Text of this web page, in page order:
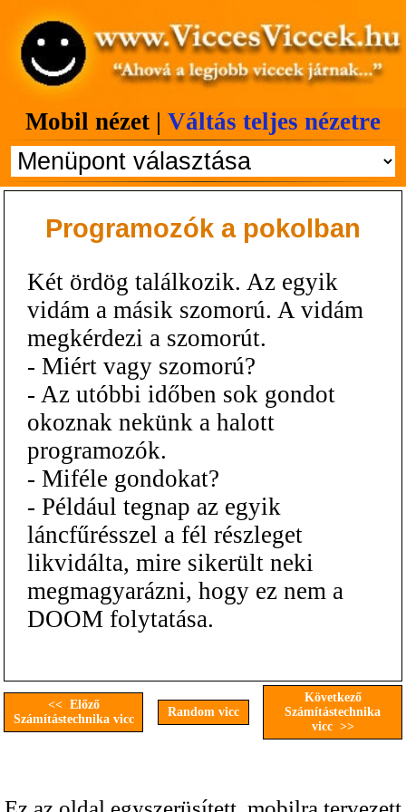
Mobil nézet | Váltás teljes nézetre
Programozók a pokolban
Két ördög találkozik. Az egyik
vidám a másik szomorú. A vidám
megkérdezi a szomorút.
- Miért vagy szomorú?
- Az utóbbi időben sok gondot
okoznak nekünk a halott
programozók.
- Miféle gondokat?
- Például tegnap az egyik
láncfűrésszel a fél részleget
likvidálta, mire sikerült neki
megmagyarázni, hogy ez nem a
DOOM folytatása.
<< Előző
Számítástechnika vicc
Random vicc
Következő
Számítástechnika
vicc >>